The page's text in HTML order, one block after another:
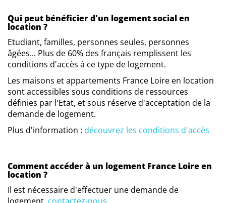
Qui peut bénéficier d'un logement social en
location ?
Etudiant, familles, personnes seules, personnes
âgées... Plus de 60% des français remplissent les
conditions d'accès à ce type de logement.
Les maisons et appartements France Loire en location
sont accessibles sous conditions de ressources
définies par l'Etat, et sous réserve d'acceptation de la
demande de logement.
Plus d'information : découvrez les conditions d'accès
Comment accéder à un logement France Loire en
location ?
Il est nécessaire d'effectuer une demande de